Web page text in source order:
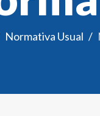
Normativa Usual